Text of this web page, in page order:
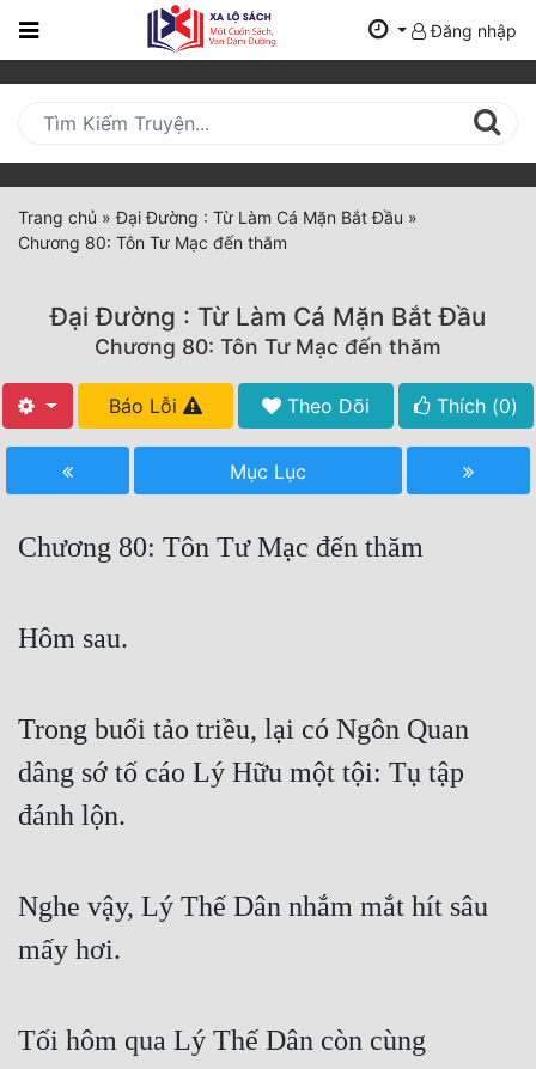
Trang
Mới
Cập
Nhật
(current)
Thể Loại
Tất Cả
Hoàn Thành
Truyện Dịch
Truyện Nhập Môn
Truyện ngắn
Cung Đấu
Cổ Tiên Hiệp
Đăng nhập
Trang chủ »Đại Đường : Từ Làm Cá Mặn Bắt Đầu »
Chương 80: Tôn Tư Mạc đến thăm
Đại Đường : Từ Làm Cá Mặn Bắt Đầu
Chương 80: Tôn Tư Mạc đến thăm
Báo Lỗi Theo Dõi Thích (0)
Mục Lục
Chương 80: Tôn Tư Mạc đến thăm
Hôm sau.
Trong buổi tảo triều, lại có Ngôn Quan
dâng sớ tố cáo Lý Hữu một tội: Tụ tập
đánh lộn.
Nghe vậy, Lý Thế Dân nhắm mắt hít sâu
mấy hơi.
Tối hôm qua Lý Thế Dân còn cùng